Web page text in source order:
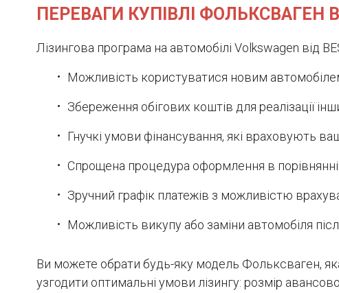
ПЕРЕВАГИ КУПІВЛІ ФОЛЬКСВАГЕН
Лізингова програма на автомобілі Volkswagen від
Можливість користуватися новим
Збереження обігових коштів для реалізації
Гнучкі умови фінансування, які враховують
Спрощена процедура оформлення в
Зручний графік платежів з можливістю
Можливість викупу або заміни автомобіля
Ви можете обрати будь-яку модель Фольксваген,
узгодити оптимальні умови лізингу: розмір